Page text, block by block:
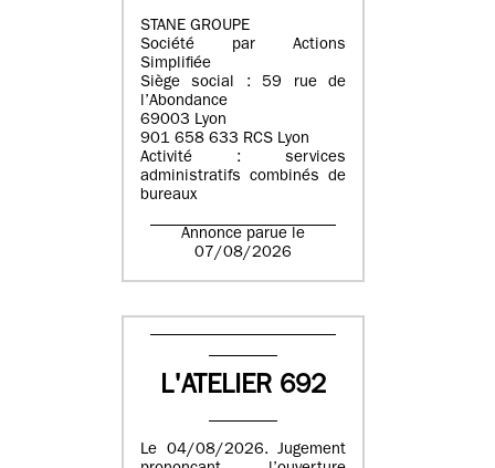
STANE GROUPE
Société par Actions
Simplifiée
Siège social : 59 rue de
l’Abondance
69003 Lyon
901 658 633 RCS Lyon
Activité : services
administratifs combinés de
bureaux
Annonce parue le
07/08/2026
L'ATELIER 692
Le 04/08/2026. Jugement